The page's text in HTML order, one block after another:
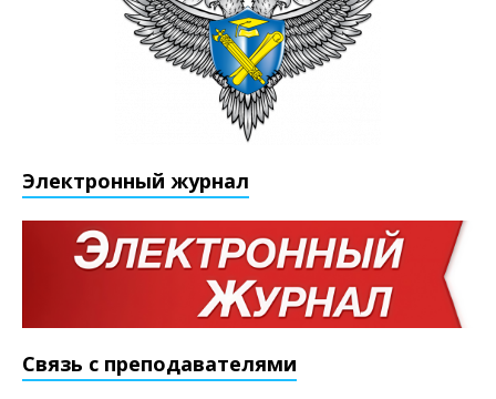
Электронный журнал
Связь с преподавателями